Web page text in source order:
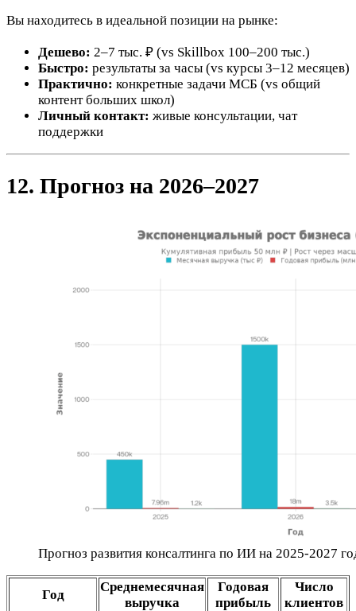
Вы находитесь в идеальной позиции на рынке:
Дешево: 2–7 тыс. ₽ (vs Skillbox 100–200 тыс.)
Быстро: результаты за часы (vs курсы 3–12 месяцев)
Практично: конкретные задачи МСБ (vs общий
контент больших школ)
Личный контакт: живые консультации, чат
поддержки
12. Прогноз на 2026–2027
Прогноз развития консалтинга по ИИ на 2025-2027
Год
Среднемесячная
выручка
Годовая
прибыль
Число
клиентов